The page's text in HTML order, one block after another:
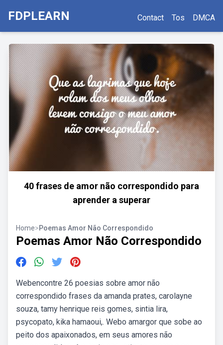
FDPLEARN Contact Tos DMCA
40 frases de amor não correspondido para
aprender a superar
Home>Poemas Amor Não Correspondido
Poemas Amor Não Correspondido
Webencontre 26 poesias sobre amor não
correspondido frases da amanda prates, carolayne
souza, tamy henrique reis gomes, sintia lira,
psycopato, kika hamaoui,. Webo amargor que sobe ao
peito dos apaixonados, em seus amores não